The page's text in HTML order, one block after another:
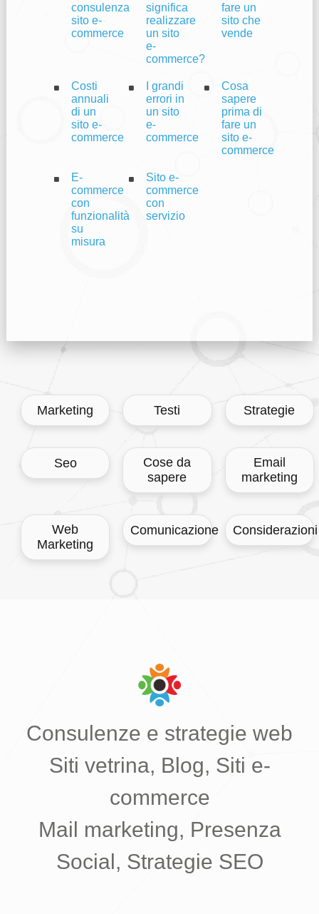
consulenza
sito e-
commerce
significa
realizzare
un sito
e-
commerce?
fare un
sito che
vende
Costi
annuali
di un
sito e-
commerce
I grandi
errori in
un sito
e-
commerce
Cosa
sapere
prima di
fare un
sito e-
commerce
E-
commerce
con
funzionalità
su
misura
Sito e-
commerce
con
servizio
Marketing Testi Strategie
Seo
Cose da
sapere
Email
marketing
Web
Marketing
Comunicazione Considerazioni
Consulenze e strategie web
Siti vetrina, Blog, Siti e-
commerce
Mail marketing, Presenza
Social, Strategie SEO